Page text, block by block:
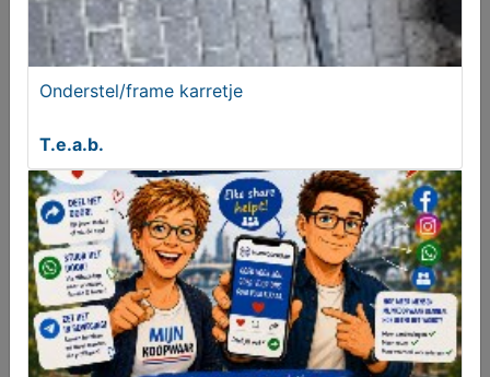
Flyer Upstreet Elektrische Fietsen Gezocht
Gevraagd
Gezocht
Onderstel/frame karretje
T.e.a.b.